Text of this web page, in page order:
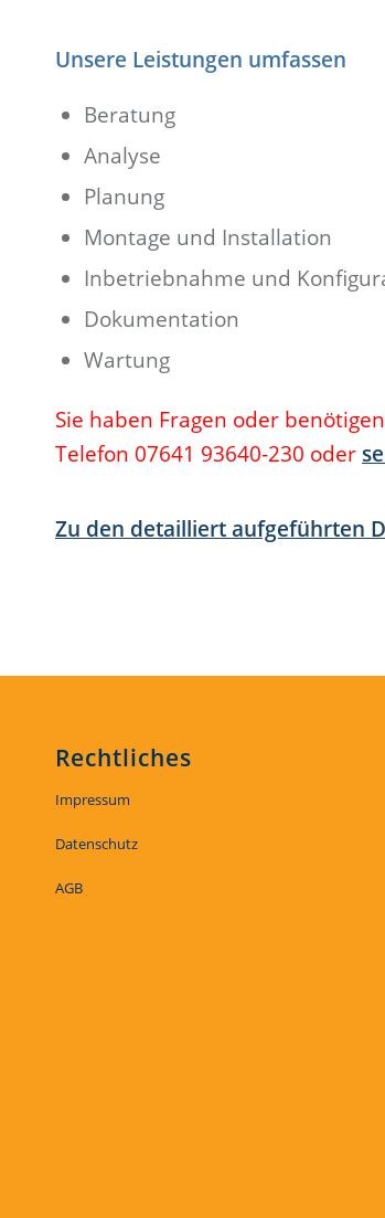
Unsere Leistungen umfassen
Beratung
Analyse
Planung
Montage und Installation
Inbetriebnahme und
Dokumentation
Wartung
Sie haben Fragen oder
Telefon 07641 93640-230 oder
Zu den detailliert aufgeführten
Rechtliches
Impressum
Datenschutz
AGB